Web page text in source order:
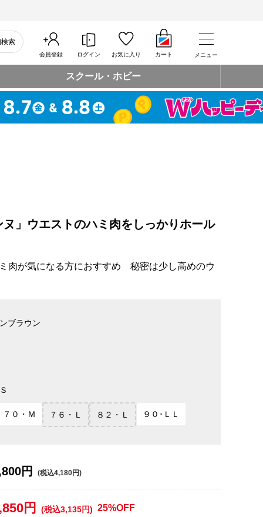
索
会員登録 ログイン お気に入り カート メニュー
スクール・ホビー
」ウエストのハミ肉をしっかりホール
肉が気になる方におすすめ 秘密は少し高めのウ
ブラウン
７０・Ｍ ７６・Ｌ ８２・Ｌ ９０･ＬＬ
円 (税込4,180円)
円 (税込3,135円) 25%OFF